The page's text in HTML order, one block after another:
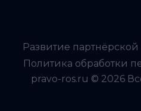
Развитие
Политика обработки
pravo-ros.ru © 2026